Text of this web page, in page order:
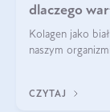
dlaczego
Kolagen jako
naszym
bardziej
CZYTAJ